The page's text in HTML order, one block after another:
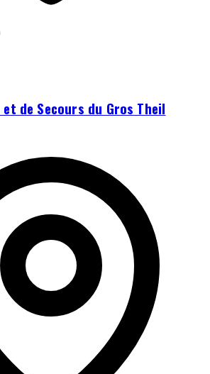
de Secours du Gros Theil